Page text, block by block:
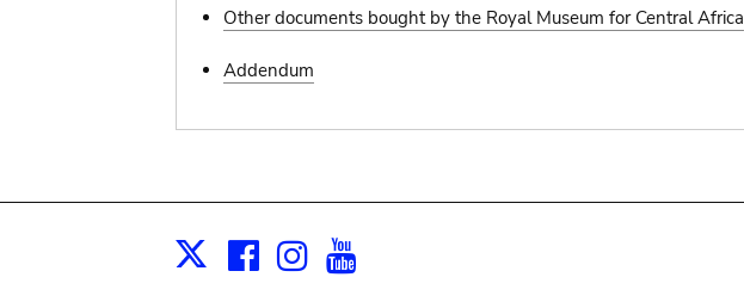
Other documents bought by the Royal Museum for Central Africa
Addendum
X Facebook
Instagram